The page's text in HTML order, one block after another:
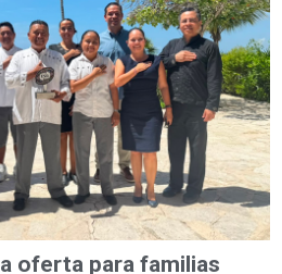
oferta para familias